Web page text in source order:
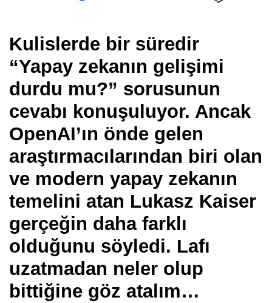
Kulislerde bir süredir
“Yapay zekanın gelişimi
durdu mu?” sorusunun
cevabı konuşuluyor. Ancak
OpenAI’ın önde gelen
araştırmacılarından biri olan
ve modern yapay zekanın
temelini atan Lukasz Kaiser
gerçeğin daha farklı
olduğunu söyledi. Lafı
uzatmadan neler olup
bittiğine göz atalım…